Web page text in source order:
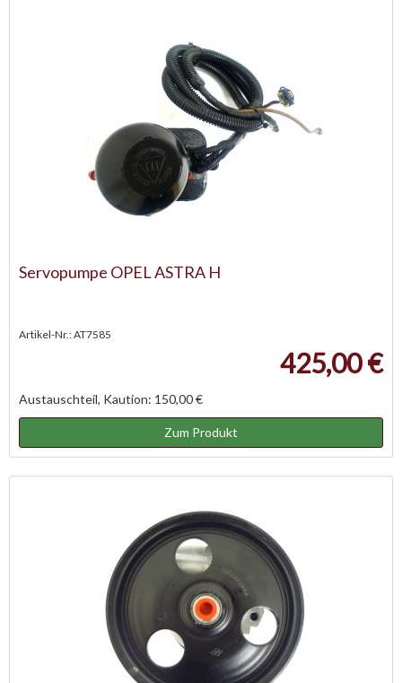
Servopumpe OPEL ASTRA H
Artikel-Nr.: AT7585
425,00 €
Austauschteil, Kaution: 150,00 €
Zum Produkt